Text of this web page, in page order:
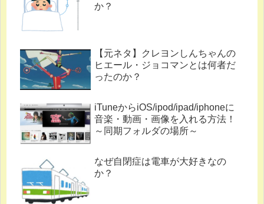
か？
【元ネタ】クレヨンしんちゃんの
ヒエール・ジョコマンとは何者だ
ったのか？
iTuneからiOS/ipod/ipad/iphoneに
音楽・動画・画像を入れる方法！
～同期フォルダの場所～
なぜ自閉症は電車が大好きなの
か？